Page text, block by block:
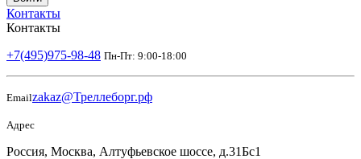
Контакты
Контакты
+7(495)975-98-48 Пн-Пт: 9:00-18:00
Emailzakaz@Треллеборг.рф
Адрес
Россия, Москва, Алтуфьевское шоссе, д.31Бс1